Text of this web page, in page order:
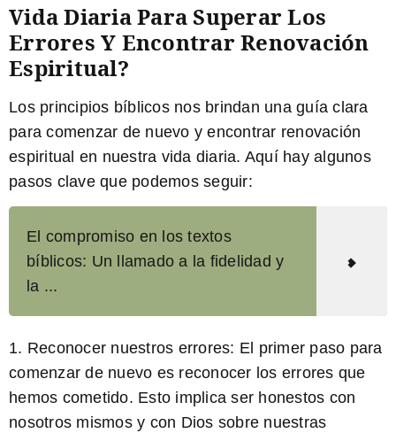
Vida Diaria Para Superar Los
Errores Y Encontrar Renovación
Espiritual?
Los principios bíblicosnos brindan una guía clara
para comenzar de nuevo y encontrar renovación
espiritual en nuestra vida diaria. Aquí hay algunos
pasos clave que podemos seguir:
El compromiso en los textos
bíblicos: Un llamado a la fidelidad y
la ...
1. Reconocer nuestros errores: El primer paso para
comenzar de nuevo es reconocer los errores que
hemos cometido. Esto implica ser honestos con
nosotros mismos y con Dios sobre nuestras